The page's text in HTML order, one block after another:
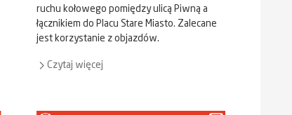
ruchu kołowego pomiędzy ulicą Piwną a
łącznikiem do Placu Stare Miasto. Zalecane
jest korzystanie z objazdów.
Czytaj więcej